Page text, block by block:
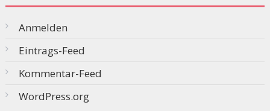
Anmelden
Eintrags-Feed
Kommentar-Feed
WordPress.org